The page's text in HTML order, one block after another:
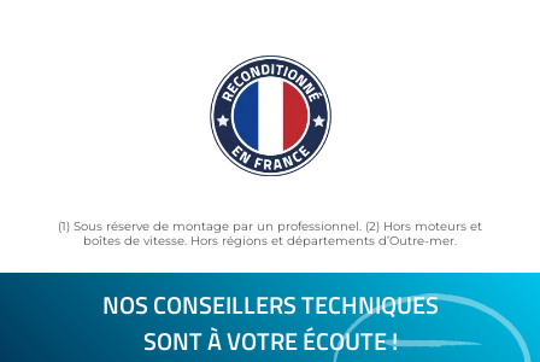
(1) Sous réserve de montage par un professionnel. (2) Hors moteurs et
boîtes de vitesse. Hors régions et départements d’Outre-mer.
NOS CONSEILLERS TECHNIQUES
SONT À VOTRE ÉCOUTE !